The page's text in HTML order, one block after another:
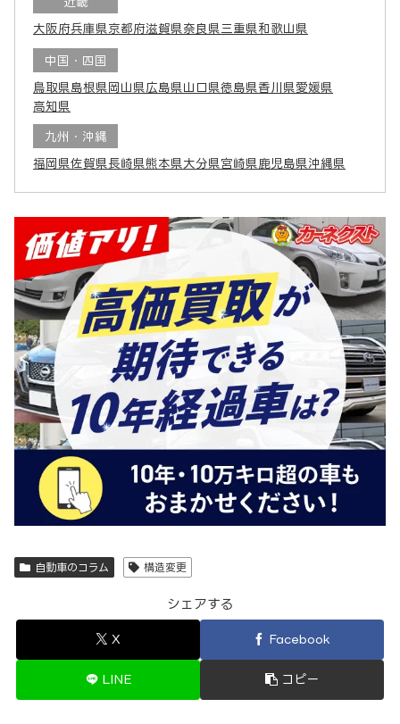
大阪府兵庫県京都府滋賀県奈良県 三重県和歌山県
中国・四国
鳥取県島根県 岡山県広島県山口県徳島県香川県愛媛県
高知県
九州・沖縄
福岡県佐賀県長崎県熊本県大分県宮崎県鹿児島県沖縄県
自動車のコラム 構造変更
シェアする
X Facebook
LINE コピー